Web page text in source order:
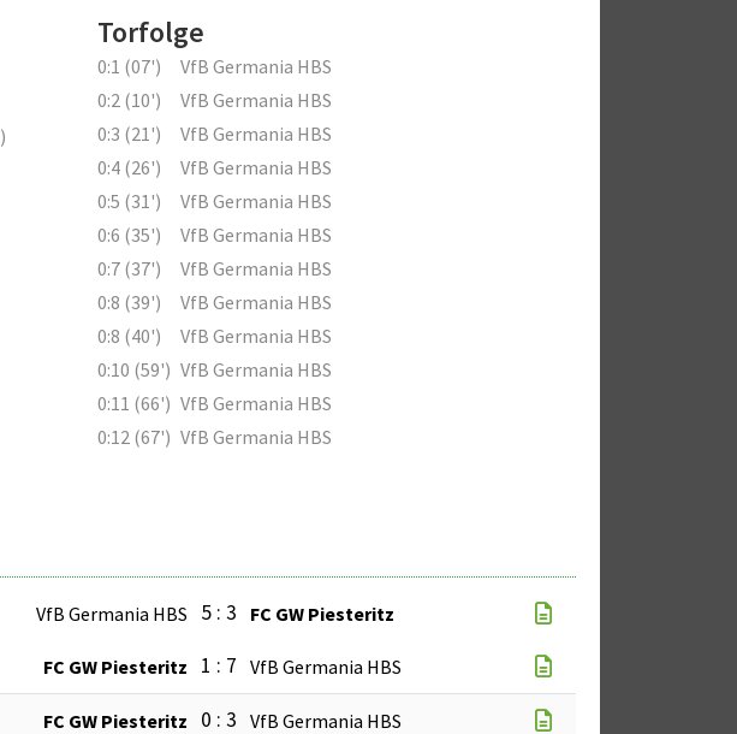
)
Torfolge
0:1 (07')
VfB Germania HBS
0:2 (10')
VfB Germania HBS
0:3 (21')
VfB Germania HBS
0:4 (26')
VfB Germania HBS
0:5 (31')
VfB Germania HBS
0:6 (35')
VfB Germania HBS
0:7 (37')
VfB Germania HBS
0:8 (39')
VfB Germania HBS
0:8 (40')
VfB Germania HBS
0:10 (59') VfB Germania HBS
0:11 (66') VfB Germania HBS
0:12 (67') VfB Germania HBS
VfB Germania HBS 5 : 3 FC GW Piesteritz
FC GW Piesteritz 1 : 7 VfB Germania HBS
FC GW Piesteritz 0 : 3 VfB Germania HBS